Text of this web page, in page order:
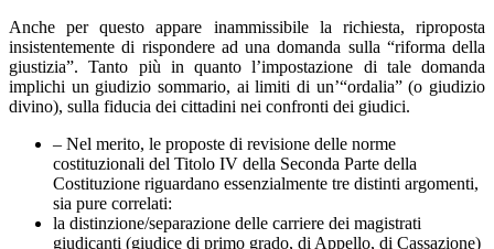
Anche per questo appare inammissibile la richiesta, riproposta
insistentemente di rispondere ad una domanda sulla “riforma della
giustizia”. Tanto più in quanto l’impostazione di tale domanda
implichi un giudizio sommario, ai limiti di un’“ordalia” (o giudizio
divino), sulla fiducia dei cittadini nei confronti dei giudici.
– Nel merito, le proposte di revisione delle norme
costituzionali del Titolo IV della Seconda Parte della
Costituzione riguardano essenzialmente tre distinti argomenti,
sia pure correlati:
la distinzione/separazione delle carriere dei magistrati
giudicanti (giudice di primo grado, di Appello, di Cassazione)